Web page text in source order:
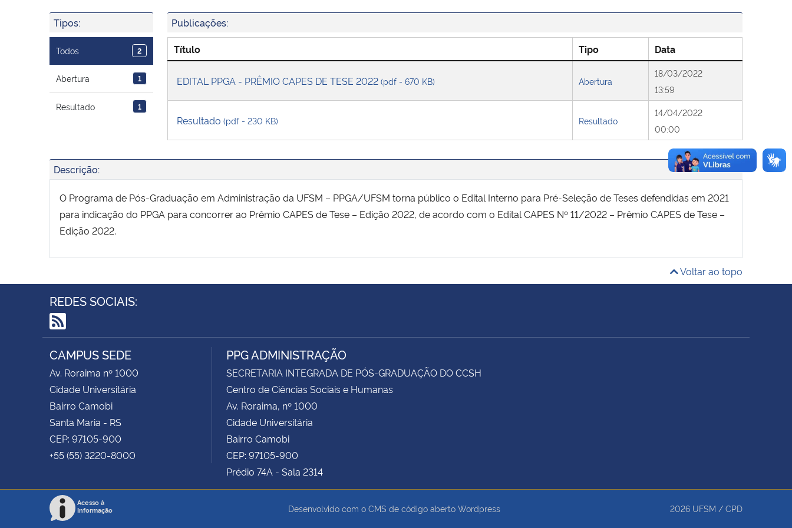
Tipos:
Todos 2
Abertura 1
Resultado 1
Publicações:
Título Tipo Data
EDITAL PPGA - PRÊMIO CAPES DE TESE 2022 (pdf - 670 KB) Abertura
18/03/2022
13:59
Resultado (pdf - 230 KB) Resultado
14/04/2022
00:00
Descrição:
O Programa de Pós-Graduação em Administração da UFSM – PPGA/UFSM torna público o Edital Interno para Pré-Seleção de Teses defendidas em 2021
para indicação do PPGA para concorrer ao Prêmio CAPES de Tese – Edição 2022, de acordo com o Edital CAPES Nº 11/2022 – Prêmio CAPES de Tese –
Edição 2022.
Voltar ao topo
REDES SOCIAIS:
RSS
CAMPUS SEDE
Av. Roraima nº 1000
Cidade Universitária
Bairro Camobi
Santa Maria - RS
CEP: 97105-900
+55 (55) 3220-8000
PPG ADMINISTRAÇÃO
SECRETARIA INTEGRADA DE PÓS-GRADUAÇÃO DO CCSH
Centro de Ciências Sociais e Humanas
Av. Roraima, nº 1000
Cidade Universitária
Bairro Camobi
CEP: 97105-900
Prédio 74A - Sala 2314
Acesso à
Informação
Desenvolvido com o CMS de código aberto Wordpress 2026 UFSM / CPD